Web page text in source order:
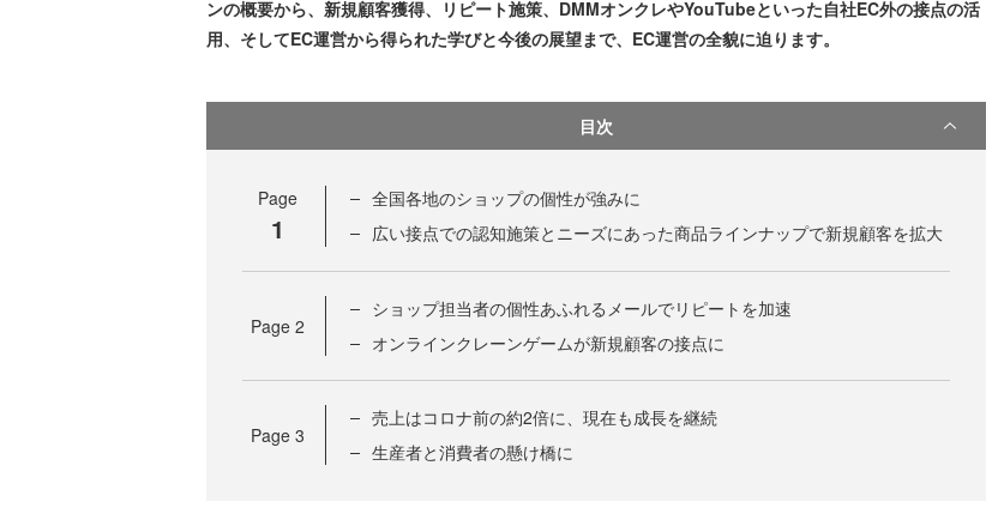
ンの概要から、新規顧客獲得、リピート施策、DMMオンクレやYouTubeといった自社EC外の接点の活
用、そしてEC運営から得られた学びと今後の展望まで、EC運営の全貌に迫ります。
目次
Page
1
全国各地のショップの個性が強みに
広い接点での認知施策とニーズにあった商品ラインナップで新規顧客を拡大
Page 2
ショップ担当者の個性あふれるメールでリピートを加速
オンラインクレーンゲームが新規顧客の接点に
Page 3
売上はコロナ前の約2倍に、現在も成長を継続
生産者と消費者の懸け橋に